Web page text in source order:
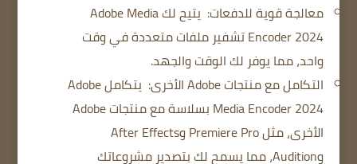
معالجة قوية للدفعات:
يتيح لك Adobe Media
Encoder 2024 تشفير ملفات متعددة في وقت
واحد، مما يوفر لك الوقت والجهد.
التكامل مع منتجات Adobe الأخرى:
يتكامل Adobe
Media Encoder 2024 بسلاسة مع منتجات Adobe
الأخرى، مثل Premiere Pro وAfter Effects
وAudition، مما يسمح لك بتصدير مشروعاتك